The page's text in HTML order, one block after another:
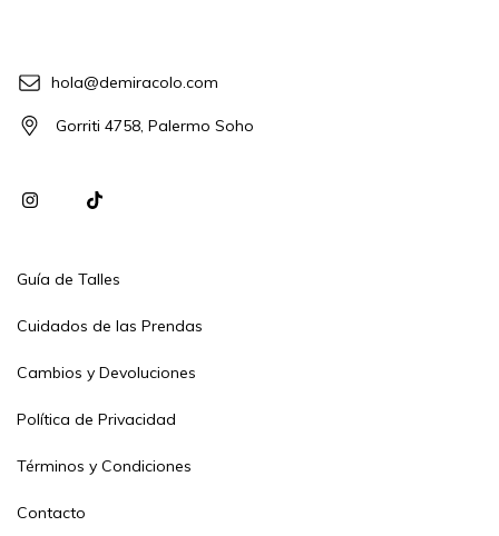
hola@demiracolo.com
Gorriti 4758, Palermo Soho
Guía de Talles
Cuidados de las Prendas
Cambios y Devoluciones
Política de Privacidad
Términos y Condiciones
Contacto